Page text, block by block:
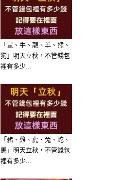
「鼠、牛、龍、羊、猴、
狗」明天立秋，不管錢包
裡有多少...
「豬、雞、虎、兔、蛇、
馬」明天立秋，不管錢包
裡有多少...